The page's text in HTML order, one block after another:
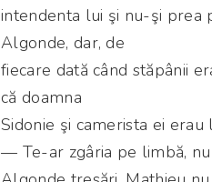
intendenta lui şi nu-şi prea
Algonde, dar, de
fiecare dată când stăpânii
că doamna
Sidonie şi camerista ei
— Te-ar zgâria pe limbă,